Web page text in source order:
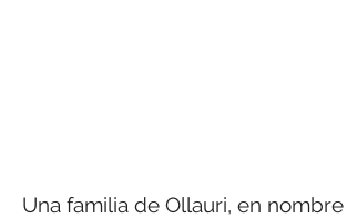
Una familia de Ollauri, en